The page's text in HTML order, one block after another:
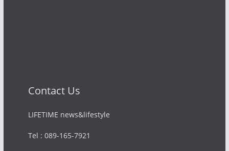
Contact Us
LIFETIME news&lifestyle
Tel : 089-165-7921